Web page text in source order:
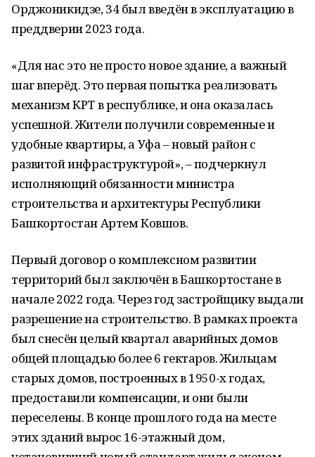
Орджоникидзе, 34 был введён в эксплуатацию в
преддверии 2023 года.
«Для нас это не просто новое здание, а важный
шаг вперёд. Это первая попытка реализовать
механизм КРТ в республике, и она оказалась
успешной. Жители получили современные и
удобные квартиры, а Уфа – новый район с
развитой инфраструктурой», – подчеркнул
исполняющий обязанности министра
строительства и архитектуры Республики
Башкортостан Артем Ковшов.
Первый договор о комплексном развитии
территорий был заключён в Башкортостане в
начале 2022 года. Через год застройщику выдали
разрешение на строительство. В рамках проекта
был снесён целый квартал аварийных домов
общей площадью более 6 гектаров. Жильцам
старых домов, построенных в 1950-х годах,
предоставили компенсации, и они были
переселены. В конце прошлого года на месте
этих зданий вырос 16-этажный дом,